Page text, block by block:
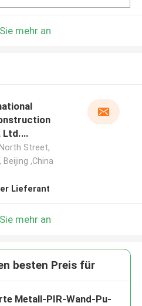
mehr an
Ltd.
Street,
,China
Lieferant
mehr an
besten Preis für
Metall-PIR-Wand-Pu-